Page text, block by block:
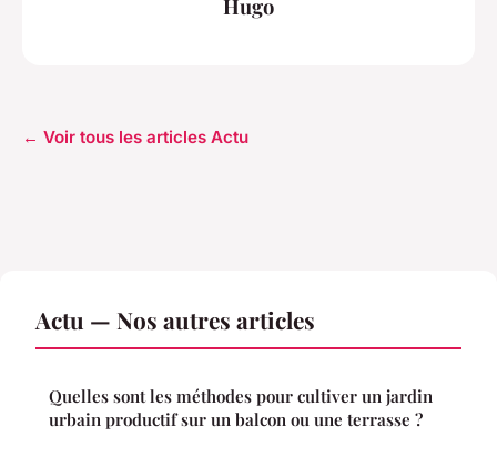
Hugo
← Voir tous les articles Actu
Actu — Nos autres articles
Quelles sont les méthodes pour cultiver un jardin
urbain productif sur un balcon ou une terrasse ?